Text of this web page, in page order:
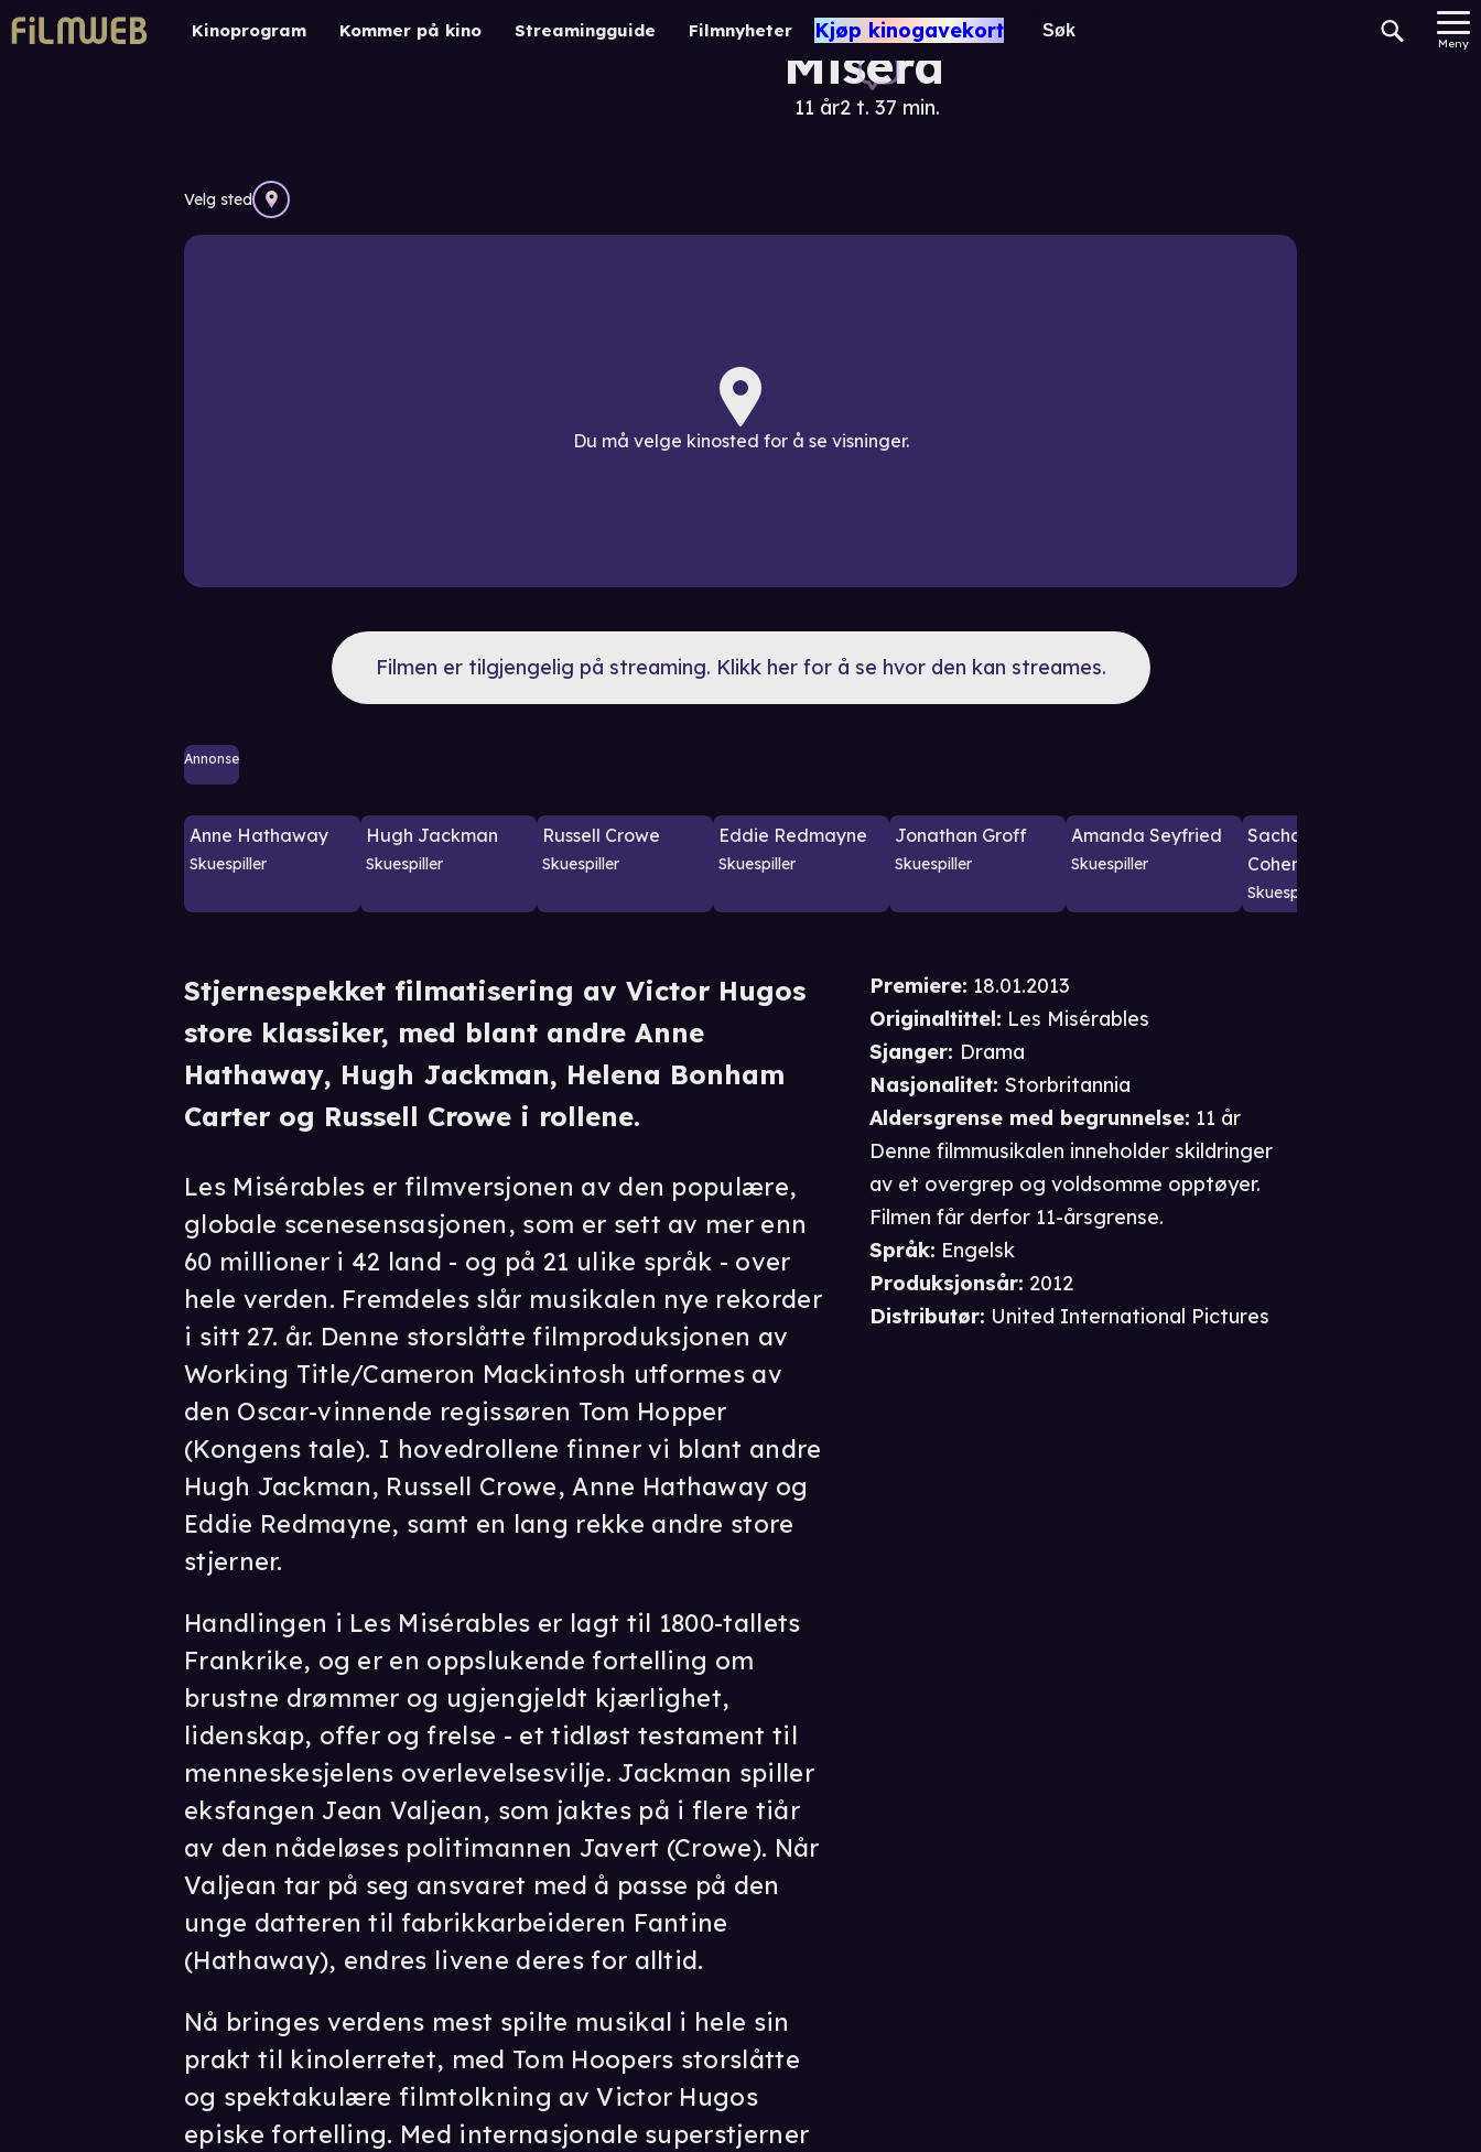
Kinoprogram Kommer på kino Streamingguide Filmnyheter Kjøp kinogavekort
Meny
Miserables
11 år2 t. 37 min.
Velg sted
Du må velge kinosted for å se visninger.
Filmen er tilgjengelig på streaming. Klikk her for å se hvor den kan streames.
Annonse
Anne Hathaway
Skuespiller
Hugh Jackman
Skuespiller
Russell Crowe
Skuespiller
Eddie Redmayne
Skuespiller
Jonathan Groff
Skuespiller
Amanda Seyfried
Skuespiller
Sacha Baron
Cohen
Skuespiller
Premiere: 18.01.2013
Originaltittel: Les Misérables
Sjanger: Drama
Nasjonalitet: Storbritannia
Aldersgrense med begrunnelse: 11 år
Denne filmmusikalen inneholder skildringer
av et overgrep og voldsomme opptøyer.
Filmen får derfor 11-årsgrense.
Språk: Engelsk
Produksjonsår: 2012
Distributør: United International Pictures
Stjernespekket filmatisering av Victor Hugos
store klassiker, med blant andre Anne
Hathaway, Hugh Jackman, Helena Bonham
Carter og Russell Crowe i rollene.
Les Misérables er filmversjonen av den populære,
globale scenesensasjonen, som er sett av mer enn
60 millioner i 42 land - og på 21 ulike språk - over
hele verden. Fremdeles slår musikalen nye rekorder
i sitt 27. år. Denne storslåtte filmproduksjonen av
Working Title/Cameron Mackintosh utformes av
den Oscar-vinnende regissøren Tom Hopper
(Kongens tale). I hovedrollene finner vi blant andre
Hugh Jackman, Russell Crowe, Anne Hathaway og
Eddie Redmayne, samt en lang rekke andre store
stjerner.
Handlingen i Les Misérables er lagt til 1800-tallets
Frankrike, og er en oppslukende fortelling om
brustne drømmer og ugjengjeldt kjærlighet,
lidenskap, offer og frelse - et tidløst testament til
menneskesjelens overlevelsesvilje. Jackman spiller
eksfangen Jean Valjean, som jaktes på i flere tiår
av den nådeløses politimannen Javert (Crowe). Når
Valjean tar på seg ansvaret med å passe på den
unge datteren til fabrikkarbeideren Fantine
(Hathaway), endres livene deres for alltid.
Nå bringes verdens mest spilte musikal i hele sin
prakt til kinolerretet, med Tom Hoopers storslåtte
og spektakulære filmtolkning av Victor Hugos
episke fortelling. Med internasjonale superstjerner